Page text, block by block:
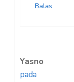
Balas
Yasno
pada